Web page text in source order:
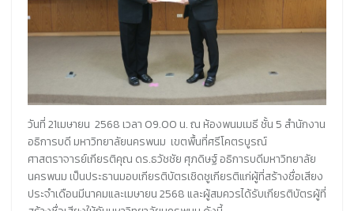
วันที่ 21เมษายน 2568 เวลา 09.00 น. ณ ห้องพนมเมธี ชั้น 5 สำนักงาน
อธิการบดี มหาวิทยาลัยนครพนม เขตพื้นที่ศรีโคตรบูรณ์
ศาสตราจารย์เกียรติคุณ ดร.ธวัชชัย ศุภดิษฐ์ อธิการบดีมหาวิทยาลัย
นครพนม เป็นประธานมอบเกียรติบัตรเชิดชูเกียรติแก่ผู้ที่สร้างชื่อเสียง
ประจำเดือนมีนาคมและเมษายน 2568 และผู้สมควรได้รับเกียรติบัตรผู้ที่